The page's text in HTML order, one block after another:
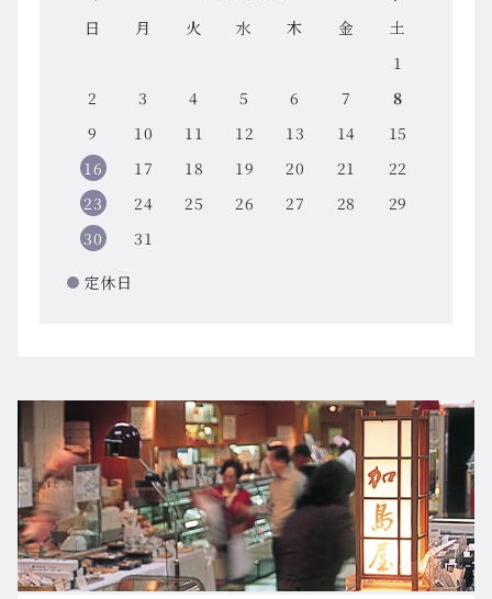
日
月 火 水 木 金
土
1
2
3 4 5 6 7
8
9
10 11 12 13 14
15
16
17 18 19 20 21
22
23
24 25 26 27 28
29
30
31
定休日